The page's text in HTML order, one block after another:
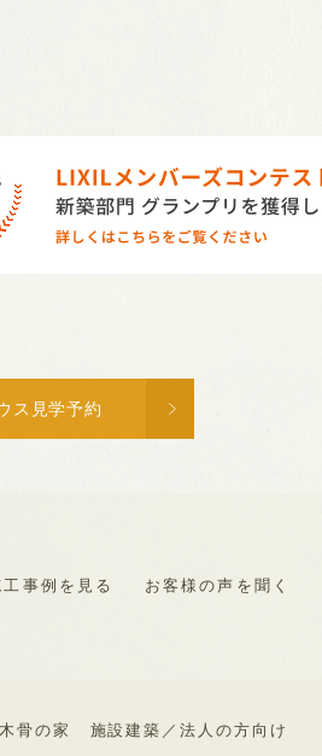
ス見学予約
工事例を見る お客様の声を聞く
骨の家 施設建築／法人の方向け